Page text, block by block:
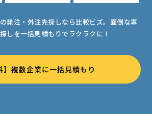
発注・外注先探しなら比較ビズ。 面倒な専
しを一括見積もりでラクラクに！
】複数企業に一括見積もり